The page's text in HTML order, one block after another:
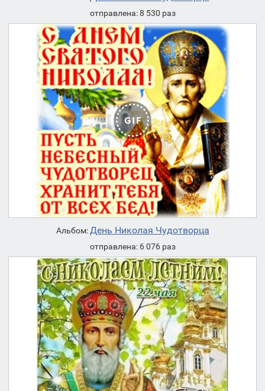
отправлена: 8 530 раз
Альбом:День Николая Чудотворца
отправлена: 6 076 раз